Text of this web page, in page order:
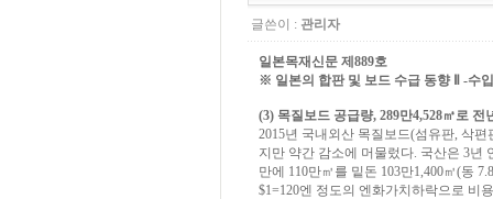
글쓴이 : 관리자
일본목재신문 제889호
※ 일본의 합판 및 보드 수급 동향 Ⅱ -수
(3) 목질보드 공급량, 289만4,528㎥로 전
2015년 국내외산 목질보드(섬유판, 삭
지만 약간 감소에 머물렀다. 국산은 3년
만에 110만㎥를 밑돈 103만1,400㎥(동
$1=120엔 정도의 엔화가치하락으로 비